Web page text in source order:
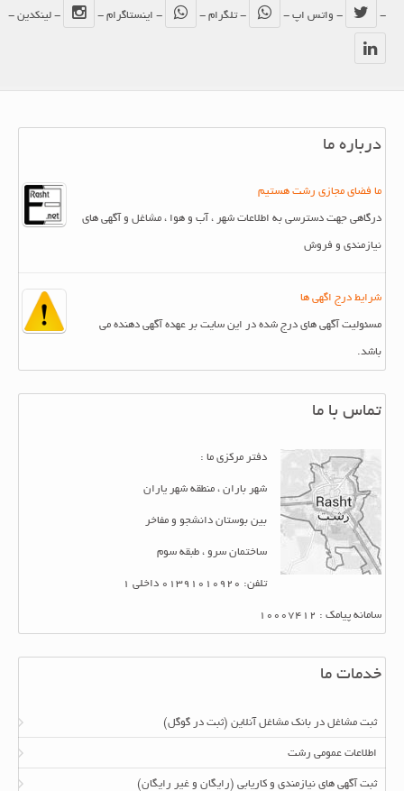
- واتس اپ - - تلگرام - - اینستاگرام - - لینکدین -
درباره ما
ما فضای مجازی رشت هستیم
درگاهی جهت دسترسی به اطلاعات شهر ، آب و هوا ، مشاغل و آگهی های
نیازمندی و فروش
شرایط درج اگهی ها
مسئولیت آگهی های درج شده در این سایت بر عهده آگهی دهنده می
باشد.
تماس با ما
دفتر مرکزی ما :
شهر باران ، منطقه شهر یاران
بین بوستان دانشجو و مفاخر
ساختمان سرو ، طبقه سوم
تلفن: 01391010920 داخلی 1
سامانه پیامک : 10007412
خدمات ما
ثبت مشاغل در بانک مشاغل آنلاین (ثبت در گوگل)
اطلاعات عمومی رشت
ثبت آگهی های نیازمندی و کاریابی (رایگان و غیر رایگان)